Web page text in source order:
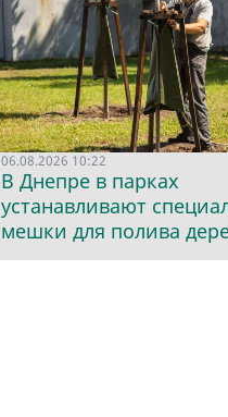
06.08.2026 10:22
В Днепре в парках
устанавливают
мешки для полива